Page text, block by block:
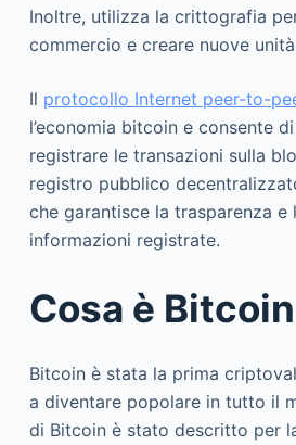
Inoltre, utilizza la crittografia
commercio e creare nuove
Il protocollo Internet peer-to-
l’economia bitcoin e consente
registrare le transazioni sulla
registro pubblico
che garantisce la trasparenza e
informazioni registrate.
Cosa è Bitcoin
Bitcoin è stata la prima
a diventare popolare in tutto il
di Bitcoin è stato descritto per